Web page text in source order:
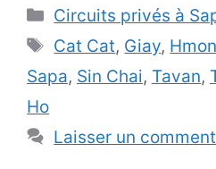
Catégories
Circuits privés à
Étiquettes
Cat Cat, Giay,
Sapa, Sin Chai, Tavan,
Ho
Laisser un